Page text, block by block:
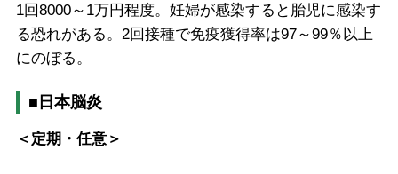
1回8000～1万円程度。妊婦が感染すると胎児に感染す
る恐れがある。2回接種で免疫獲得率は97～99％以上
にのぼる。
■日本脳炎
＜定期・任意＞